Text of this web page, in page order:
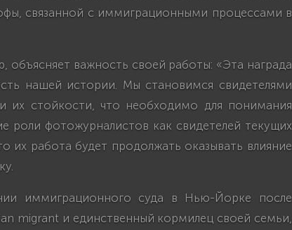
связанной с иммиграционными процессами в
объясняет важность своей работы: «Эта награда
нашей истории. Мы становимся свидетелями
их стойкости, что необходимо для понимания
роли фотожурналистов как свидетелей текущих
их работа будет продолжать оказывать влияние
иммиграционного суда в Нью-Йорке после
migrant и единственный кормилец своей семьи,